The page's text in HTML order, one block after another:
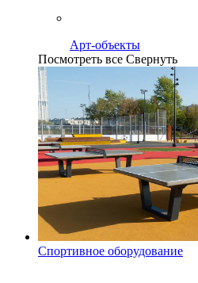
Арт-объекты
Посмотреть все Свернуть
Спортивное оборудование